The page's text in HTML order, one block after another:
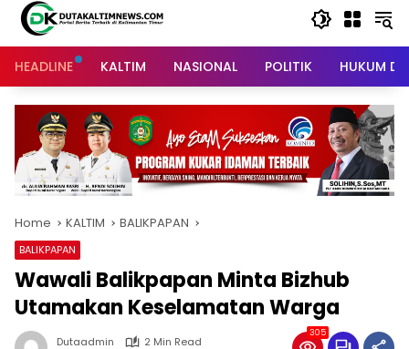
HEADLINE KALTIM NASIONAL POLITIK HUKUM
Home KALTIM BALIKPAPAN
BALIKPAPAN
Wawali Balikpapan Minta Bizhub
Utamakan Keselamatan Warga
Dutaadmin
2 Min Read
305